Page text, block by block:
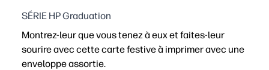
SÉRIE HP Graduation
Montrez-leur que vous tenez à eux et faites-leur
sourire avec cette carte festive à imprimer avec une
enveloppe assortie.